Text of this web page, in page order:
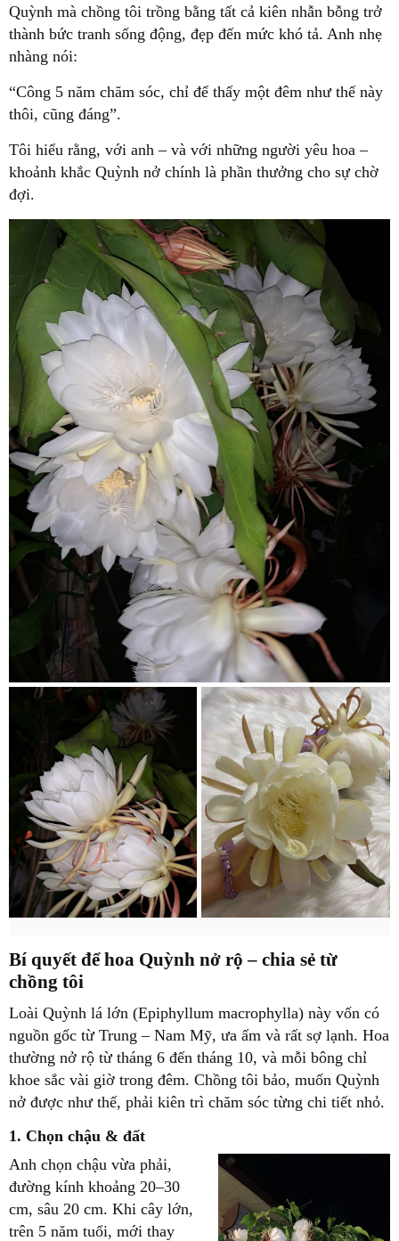
Quỳnh mà chồng tôi trồng bằng tất cả kiên nhẫn bỗng trở
thành bức tranh sống động, đẹp đến mức khó tả. Anh nhẹ
nhàng nói:
“Công 5 năm chăm sóc, chỉ để thấy một đêm như thế này
thôi, cũng đáng”.
Tôi hiểu rằng, với anh – và với những người yêu hoa –
khoảnh khắc Quỳnh nở chính là phần thưởng cho sự chờ
đợi.
Bí quyết để hoa Quỳnh nở rộ – chia sẻ từ
chồng tôi
Loài Quỳnh lá lớn (Epiphyllum macrophylla) này vốn có
nguồn gốc từ Trung – Nam Mỹ, ưa ấm và rất sợ lạnh. Hoa
thường nở rộ từ tháng 6 đến tháng 10, và mỗi bông chỉ
khoe sắc vài giờ trong đêm. Chồng tôi bảo, muốn Quỳnh
nở được như thế, phải kiên trì chăm sóc từng chi tiết nhỏ.
1. Chọn chậu & đất
Anh chọn chậu vừa phải,
đường kính khoảng 20–30
cm, sâu 20 cm. Khi cây lớn,
trên 5 năm tuổi, mới thay